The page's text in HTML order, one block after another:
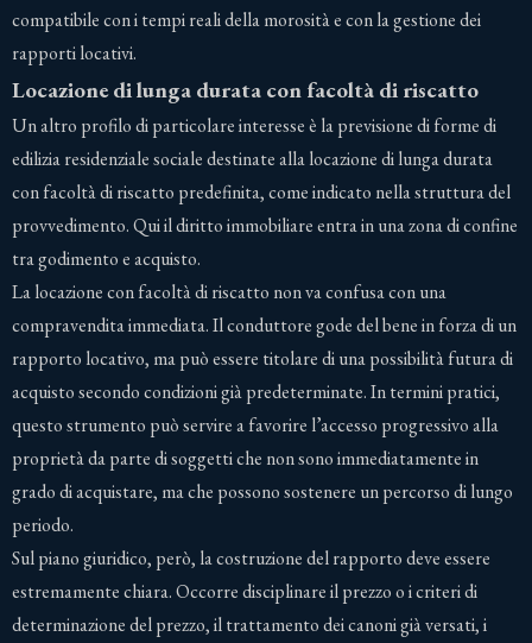
compatibile con i tempi reali della morosità e con la gestione dei
rapporti locativi.
Locazione di lunga durata con facoltà di riscatto
Un altro profilo di particolare interesse è la previsione di forme di
edilizia residenziale sociale destinate alla locazione di lunga durata
con facoltà di riscatto predefinita, come indicato nella struttura del
provvedimento. Qui il diritto immobiliare entra in una zona di confine
tra godimento e acquisto.
La locazione con facoltà di riscatto non va confusa con una
compravendita immediata. Il conduttore gode del bene in forza di un
rapporto locativo, ma può essere titolare di una possibilità futura di
acquisto secondo condizioni già predeterminate. In termini pratici,
questo strumento può servire a favorire l’accesso progressivo alla
proprietà da parte di soggetti che non sono immediatamente in
grado di acquistare, ma che possono sostenere un percorso di lungo
periodo.
Sul piano giuridico, però, la costruzione del rapporto deve essere
estremamente chiara. Occorre disciplinare il prezzo o i criteri di
determinazione del prezzo, il trattamento dei canoni già versati, i